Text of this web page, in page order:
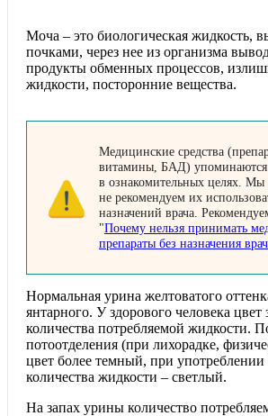
Моча – это биологическая жидкость,
почками, через нее из организма
продукты обменных процессов,
жидкости, посторонние вещества.
Медицинские средства
витамины, БАД) упоминаются
в ознакомительных целях. Мы
не рекомендуем их
назначений врача.
"Почему нельзя принимать
препараты без назначения
Нормальная урина желтоватого
янтарного. У здорового человека цвет
количества потребляемой жидкости.
потоотделения (при лихорадке,
цвет более темный, при
количества жидкости – светлый.
На запах урины количество